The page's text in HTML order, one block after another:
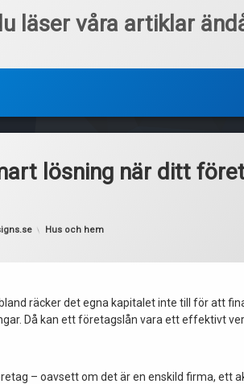
läser våra artiklar
lösning när ditt
Kategorier:
Hus och hem
räcker det egna kapitalet inte till för att
Då kan ett företagslån vara ett effektivt
– oavsett om det är en enskild firma, ett